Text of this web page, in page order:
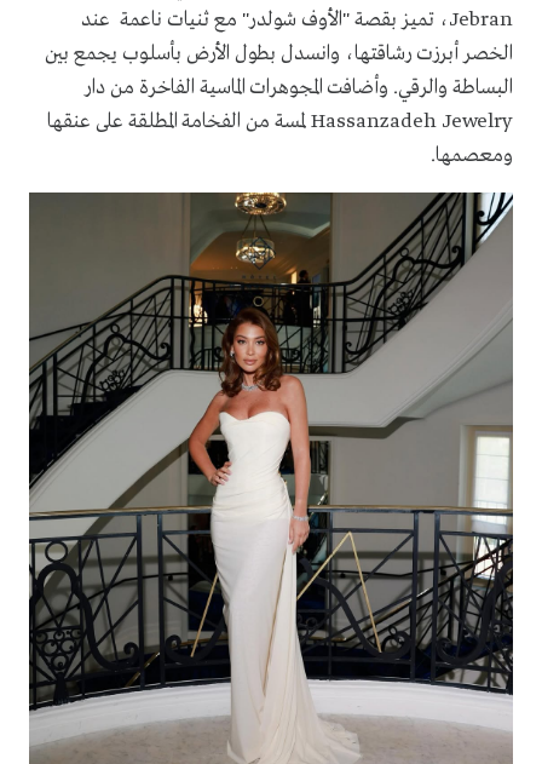
Jebran، تميز بقصة "الأوف شولدر" مع ثنيات ناعمة عند
الخصر أبرزت رشاقتها، وانسدل بطول الأرض بأسلوب يجمع بين
البساطة والرقي. وأضافت المجوهرات الماسية الفاخرة من دار
Hassanzadeh Jewelry لمسة من الفخامة المطلقة على عنقها
ومعصمها.